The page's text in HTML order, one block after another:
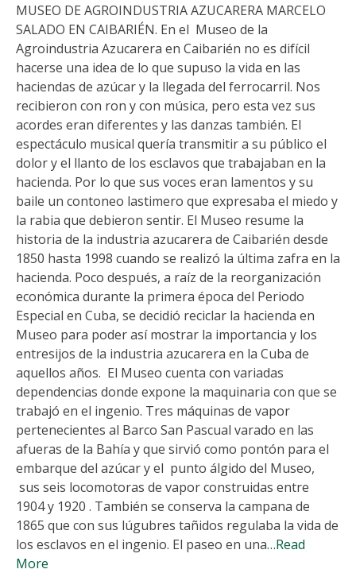
MUSEO DE AGROINDUSTRIA AZUCARERA MARCELO
SALADO EN CAIBARIÉN. En el Museo de la
Agroindustria Azucarera en Caibarién no es difícil
hacerse una idea de lo que supuso la vida en las
haciendas de azúcar y la llegada del ferrocarril. Nos
recibieron con ron y con música, pero esta vez sus
acordes eran diferentes y las danzas también. El
espectáculo musical quería transmitir a su público el
dolor y el llanto de los esclavos que trabajaban en la
hacienda. Por lo que sus voces eran lamentos y su
baile un contoneo lastimero que expresaba el miedo y
la rabia que debieron sentir. El Museo resume la
historia de la industria azucarera de Caibarién desde
1850 hasta 1998 cuando se realizó la última zafra en la
hacienda. Poco después, a raíz de la reorganización
económica durante la primera época del Periodo
Especial en Cuba, se decidió reciclar la hacienda en
Museo para poder así mostrar la importancia y los
entresijos de la industria azucarera en la Cuba de
aquellos años. El Museo cuenta con variadas
dependencias donde expone la maquinaria con que se
trabajó en el ingenio. Tres máquinas de vapor
pertenecientes al Barco San Pascual varado en las
afueras de la Bahía y que sirvió como pontón para el
embarque del azúcar y el punto álgido del Museo,
sus seis locomotoras de vapor construidas entre
1904 y 1920 . También se conserva la campana de
1865 que con sus lúgubres tañidos regulaba la vida de
los esclavos en el ingenio. El paseo en una…Read
More